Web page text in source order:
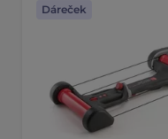
Dáreček